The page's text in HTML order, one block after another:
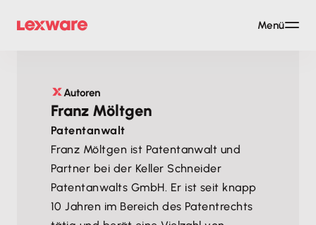
Autoren
Franz Möltgen
Patentanwalt
Franz Möltgen ist Patentanwalt und
Partner bei der Keller Schneider
Patentanwalts GmbH. Er ist seit knapp
10 Jahren im Bereich des Patentrechts
Menü